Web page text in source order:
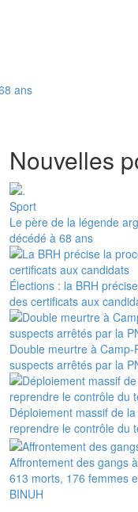
ans
Nouvelles
Sport
Le père de la légende
décédé à 68 ans
Élections : la BRH
des certificats aux
Double meurtre à
suspects arrêtés par la
Déploiement massif de
reprendre le contrôle du
Affrontement des gangs
613 morts, 176 femmes
BINUH